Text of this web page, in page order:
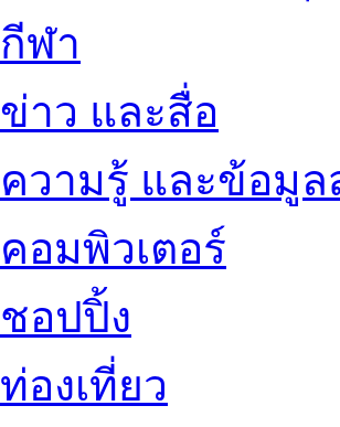
กีฬา
ข่าว และสื่อ
ความรู้ และข้อมู
คอมพิวเตอร์
ชอปปิ้ง
ท่องเที่ยว